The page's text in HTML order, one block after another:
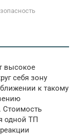
высокое
себя зону
к такому
Стоимость
одной ТП